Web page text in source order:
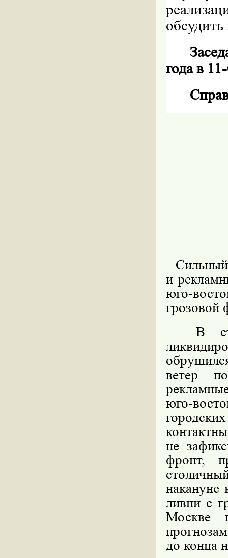
года в
Сильный
и
юго-
грозовой
В
ветер
юго-
не
фронт,
накануне
ливни с
Москве
до конца